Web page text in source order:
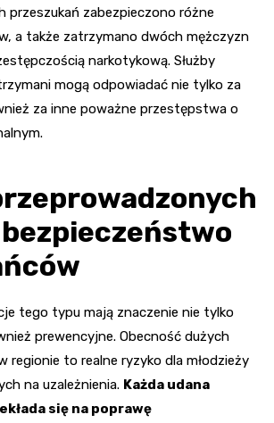
przeszukań zabezpieczono różne
a także zatrzymano dwóch mężczyzn
narkotykową. Służby
mogą odpowiadać nie tylko za
za inne poważne przestępstwa o
tego typu mają znaczenie nie tylko
prewencyjne. Obecność dużych
regionie to realne ryzyko dla młodzieży
na uzależnienia. Każda udana
się na poprawę